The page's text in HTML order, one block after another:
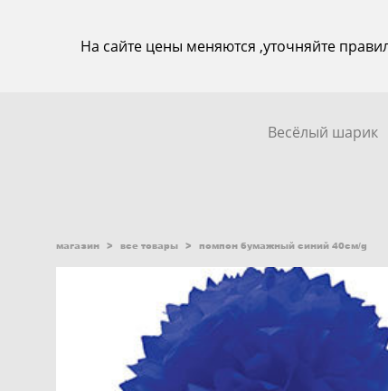
На сайте цены меняются ,уточняйте
Весёлый шарик
магазин > все товары > помпон бумажный синий 40см/g